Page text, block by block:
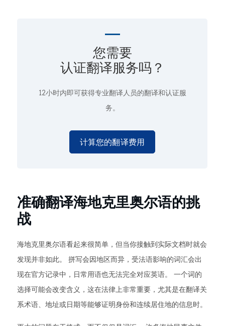
您需要
认证翻译服务吗？
12小时内即可获得专业翻译人员的翻译和认证服
务。
计算您的翻译费用
准确翻译海地克里奥尔语的挑
战
海地克里奥尔语看起来很简单，但当你接触到实际文档时就会
发现并非如此。 拼写会因地区而异，受法语影响的词汇会出
现在官方记录中，日常用语也无法完全对应英语。 一个词的
选择可能会改变含义，这在法律上非常重要，尤其是在翻译关
系术语、地址或日期等能够证明身份和连续居住地的信息时。